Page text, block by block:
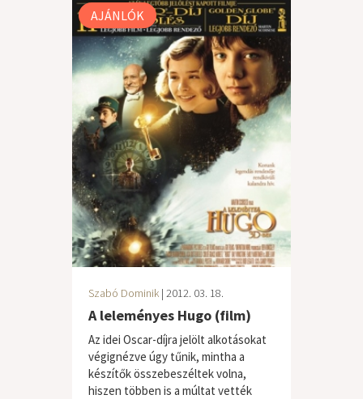
AJÁNLÓK
Szabó Dominik | 2012. 03. 18.
A leleményes Hugo (film)
Az idei Oscar-díjra jelölt alkotásokat
végignézve úgy tűnik, mintha a
készítők összebeszéltek volna,
hiszen többen is a múltat vették